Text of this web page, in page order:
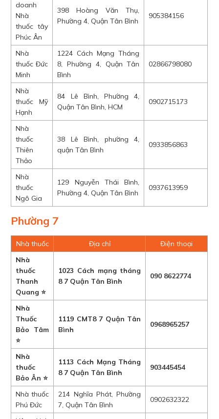
doanh
Nhà
thuốc tây
Phúc Ân
398 Hoàng Văn Thụ,
Phường 4, Quận Tân Bình
905384156
Nhà
thuốc Đức
Minh
1224 Cách Mạng Tháng
8, Phường 4, Quận Tân
Bình
02866798080
Nhà
thuốc Mỹ
Hạnh
84 Lê Bình, Phường 4,
Quận Tân Bình, HCM
0902715173
Nhà
thuốc
Thiên
Thảo
38 Lê Bình, phường 4,
quận Tân Bình
0933856863
Nhà
thuốc
Ngô Gia
129 Nguyễn Thái Bình,
Phường 4, Quận Tân Bình
0937613959
Phường 7
Nhà thuốc Địa chỉ
Điện thoại
Nhà
thuốc
Thanh
Quang ⭐
1023 Cách mạng tháng
8 7 Quận Tân Bình
090 8622774
Nhà
Thuốc
Bảo Tâm
⭐
1119 CMT8 7 Quận Tân
Bình
0968965257
Nhà
thuốc
Bảo Ân ⭐
1113 Cách Mạng Tháng
8 7 Quận Tân Bình
903445454
Nhà thuốc
Phú Đức
214 Nghĩa Phát, Phường
7, Quận Tân Bình
0902632322